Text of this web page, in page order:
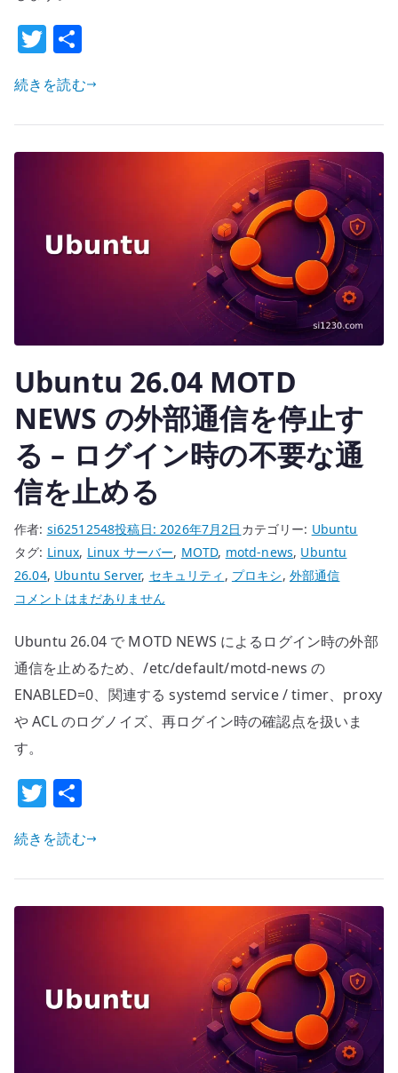
本
設
定
複
rp_filter
を
確
認
る
へ
の
T
w
it
te
r
続きを読む
Ubuntu 26.04 MOTD
NEWS の外部通信を停止す
る – ログイン時の不要な通
信を止める
作者: si62512548投稿日:2026年7月2日 カテゴリー: Ubuntu
タグ: Linux, Linux サーバー, MOTD, motd-news, Ubuntu
26.04, Ubuntu Server, セキュリティ , プロキシ, 外部通信
Ubuntu
MOTD
NEWS
の
外
通
信
を
停
す
コメントはまだありません
Ubuntu 26.04 で MOTD NEWS によるログイン時の外部
通信を止めるため、/etc/default/motd-news の
ENABLED=0、関連する systemd service / timer、proxy
や ACL のログノイズ、再ログイン時の確認点を扱いま
す。
T
w
it
te
r
続きを読む